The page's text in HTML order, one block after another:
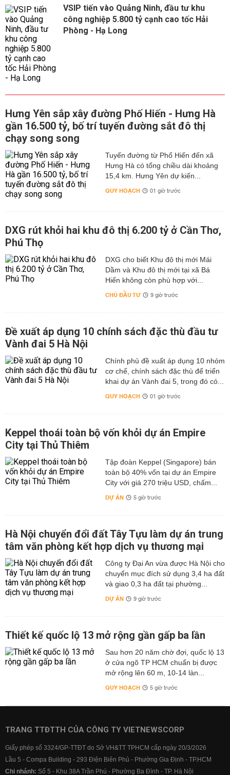
VSIP tiến vào Quảng Ninh, đầu tư khu
công nghiệp 5.800 tỷ cạnh cao tốc Hải
Phòng - Hạ Long
Hưng Yên sắp xây đường Phố Hiến - Hưng Hà
gần 16.500 tỷ, bố trí tuyến đường sắt đô thị
chạy song song
Tuyến đường từ Phố Hiến đến xã
Hưng Hà có tổng chiều dài khoảng
15,4 km. Hưng Yên dự kiến...
QUY HOẠCH 01 giờ trước
DXG rút khỏi hai khu đô thị 6.200 tỷ ở Cần Thơ,
Phú Thọ
DXG cho biết Khu đô thị mới Mái
Dầm và Khu đô thị mới tại xã Bá
Hiến không còn phù hợp với...
CHỦ ĐẦU TƯ 9 giờ trước
Đề xuất áp dụng 10 chính sách đặc thù đầu tư
Vành đai 5 Hà Nội
Chính phủ đề xuất áp dụng 10 nhóm
cơ chế, chính sách đặc thù để triển
khai dự án Vành đai 5, trong đó có...
QUY HOẠCH 01 giờ trước
Keppel thoái toàn bộ vốn khỏi dự án Empire
City tại Thủ Thiêm
Tập đoàn Keppel (Singapore) bán
toàn bộ 40% vốn tại dự án Empire
City với giá 270 triệu USD, chấm...
DỰ ÁN 5 giờ trước
Hà Nội chuyển đổi đất Tây Tựu làm dự án trung
tâm văn phòng kết hợp dịch vụ thương mại
Công ty Đại An vừa được Hà Nội cho
chuyển mục đích sử dụng 3,4 ha đất
và giao 0,3 ha đất tại phường...
DỰ ÁN 9 giờ trước
Thiết kế quốc lộ 13 mở rộng gần gấp ba lần
Sau hơn 20 năm chờ đợi, quốc lộ 13
ở cửa ngõ TP HCM chuẩn bị được
mở rộng lên 60 m, 10-14 làn...
QUY HOẠCH 5 giờ trước
TRANG TTĐTTH CỦA CÔNG TY VIETNEWSCORP
Giấy phép số 3324/GP-TTĐT do Sở VH&TT TPHCM cấp ngày 20/3/2026
Lầu 5 - Compa Building - 293 Điện Biên Phủ - Phường Gia Định - TP.HCM
Chi nhánh: Số 5 - Khu 38A Trần Phú - Phường Ba Đình - TP. Hà Nội